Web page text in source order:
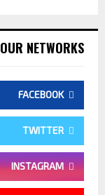
OUR NETWORKS
FACEBOOK
TWITTER
INSTAGRAM